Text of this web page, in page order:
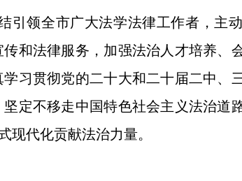
领全市广大法学法律工作者，主
和法律服务，加强法治人才培养、
习贯彻党的二十大和二十届二中、
定不移走中国特色社会主义法治道
现代化贡献法治力量。